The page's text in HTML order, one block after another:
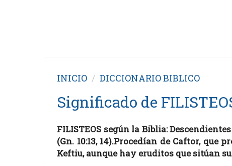
INICIO DICCIONARIO BIBLICO
Significado de
FILISTEOS según la Biblia:
(Gn. 10:13, 14).Procedían de Caftor, que
Keftiu, aunque hay eruditos que sitúan